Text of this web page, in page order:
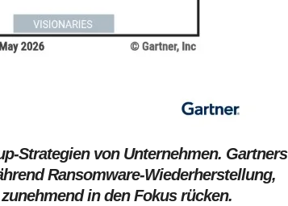
Strategien von Unternehmen. Gartners
Ransomware-Wiederherstellung,
in den Fokus rücken.